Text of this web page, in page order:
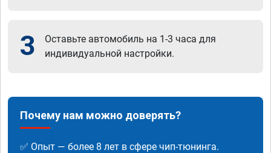
3
Оставьте автомобиль на 1-3 часа для
индивидуальной настройки.
Почему нам можно доверять?
✅ Опыт — более 8 лет в сфере чип-тюнинга.